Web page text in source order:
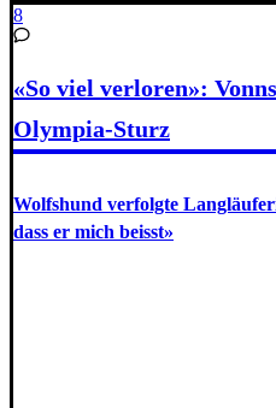
8
«So viel verloren»:
Olympia-Sturz
Wolfshund verfolgte
dass er mich beisst»